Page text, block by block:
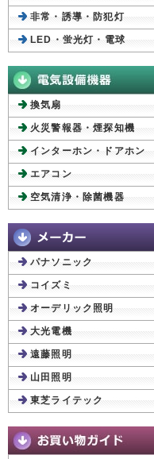
非常・誘導・防犯灯
LED・蛍光灯・電球
換気扇
火災警報器・煙探知機
インターホン・ドアホン
エアコン
空気清浄・除菌機器
パナソニック
コイズミ
オーデリック照明
大光電機
遠藤照明
山田照明
東芝ライテック